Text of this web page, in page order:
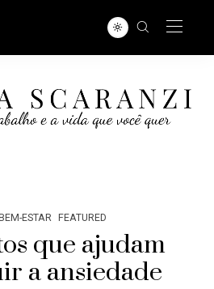
ESTAR FEATURED
que ajudam
a ansiedade